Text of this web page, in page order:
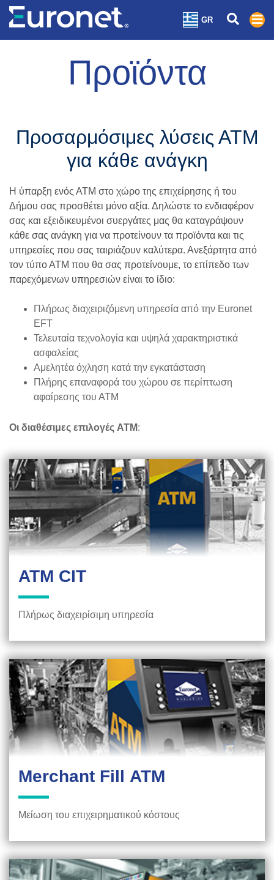
GR
Προϊόντα
Προσαρμόσιμες λύσεις ΑΤΜ
για κάθε ανάγκη
Η ύπαρξη ενός ΑΤΜ στο χώρο της επιχείρησης ή του
Δήμου σας προσθέτει μόνο αξία. Δηλώστε το ενδιαφέρον
σας και εξειδικευμένοι συεργάτες μας θα καταγράψουν
κάθε σας ανάγκη για να προτείνουν τα προϊόντα και τις
υπηρεσίες που σας ταιριάζουν καλύτερα. Ανεξάρτητα από
τον τύπο ΑΤΜ που θα σας προτείνουμε, το επίπεδο των
παρεχόμενων υπηρεσιών είναι το ίδιο:
Πλήρως διαχειριζόμενη υπηρεσία από την Euronet
EFT
Τελευταία τεχνολογία και υψηλά χαρακτηριστικά
ασφαλείας
Αμελητέα όχληση κατά την εγκατάσταση
Πλήρης επαναφορά του χώρου σε περίπτωση
αφαίρεσης του ΑΤΜ
Οι διαθέσιμες επιλογές ATΜ:
ΑΤΜ CIT
Πλήρως διαχειρίσιμη υπηρεσία
Merchant Fill ΑΤΜ
Μείωση του επιχειρηματικού κόστους